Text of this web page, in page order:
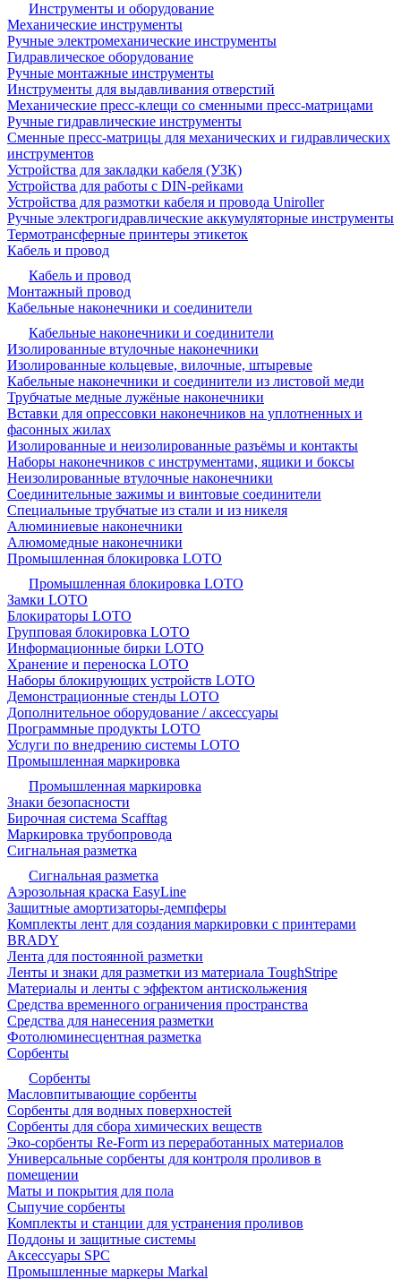
Инструменты и оборудование
Механические инструменты
Ручные электромеханические инструменты
Гидравлическое оборудование
Ручные монтажные инструменты
Инструменты для выдавливания отверстий
Механические пресс-клещи со сменными пресс-матрицами
Ручные гидравлические инструменты
Сменные пресс-матрицы для механических и гидравлических
инструментов
Устройства для закладки кабеля (УЗК)
Устройства для работы с DIN-рейками
Устройства для размотки кабеля и провода Uniroller
Ручные электрогидравлические аккумуляторные инструменты
Термотрансферные принтеры этикеток
Кабель и провод
Кабель и провод
Монтажный провод
Кабельные наконечники и соединители
Кабельные наконечники и соединители
Изолированные втулочные наконечники
Изолированные кольцевые, вилочные, штыревые
Кабельные наконечники и соединители из листовой меди
Трубчатые медные лужёные наконечники
Вставки для опрессовки наконечников на уплотненных и
фасонных жилах
Изолированные и неизолированные разъёмы и контакты
Наборы наконечников с инструментами, ящики и боксы
Неизолированные втулочные наконечники
Соединительные зажимы и винтовые соединители
Специальные трубчатые из стали и из никеля
Алюминиевые наконечники
Алюмомедные наконечники
Промышленная блокировка LOTO
Промышленная блокировка LOTO
Замки LOTO
Блокираторы LOTO
Групповая блокировка LOTO
Информационные бирки LOTO
Хранение и переноска LOTO
Наборы блокирующих устройств LOTO
Демонстрационные стенды LOTO
Дополнительное оборудование / аксессуары
Программные продукты LOTO
Услуги по внедрению системы LOTO
Промышленная маркировка
Промышленная маркировка
Знаки безопасности
Бирочная система Scafftag
Маркировка трубопровода
Сигнальная разметка
Сигнальная разметка
Аэрозольная краска EasyLine
Защитные амортизаторы-демпферы
Комплекты лент для создания маркировки с принтерами
BRADY
Лента для постоянной разметки
Ленты и знаки для разметки из материала ToughStripe
Материалы и ленты с эффектом антискольжения
Средства временного ограничения пространства
Средства для нанесения разметки
Фотолюминесцентная разметка
Сорбенты
Сорбенты
Масловпитывающие сорбенты
Сорбенты для водных поверхностей
Сорбенты для сбора химических веществ
Эко-сорбенты Re-Form из переработанных материалов
Универсальные сорбенты для контроля проливов в
помещении
Маты и покрытия для пола
Сыпучие сорбенты
Комплекты и станции для устранения проливов
Поддоны и защитные системы
Аксессуары SPC
Промышленные маркеры Markal